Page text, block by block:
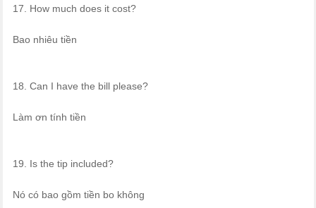
17. How much does it cost?
Bao nhiêu tiền
18. Can I have the bill please?
Làm ơn tính tiền
19. Is the tip included?
Nó có bao gồm tiền bo không